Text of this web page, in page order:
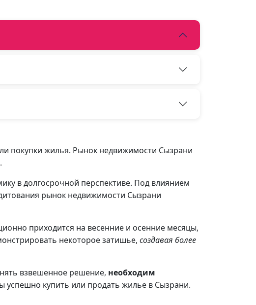
покупки жилья. Рынок недвижимости Сызрани
в долгосрочной перспективе. Под влиянием
рынок недвижимости Сызрани
приходится на весенние и осенние месяцы,
некоторое затишье, создавая более
взвешенное решение, необходим
успешно купить или продать жилье в Сызрани.